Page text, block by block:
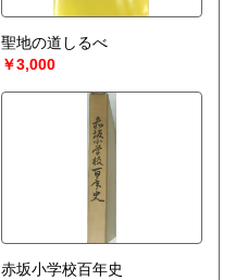
聖地の道しるべ
￥3,000
赤坂小学校百年史